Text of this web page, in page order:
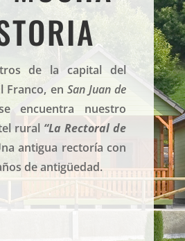
de la capital del
Franco, en San Juan de
encuentra nuestro
rural “La Rectoral de
antigua rectoría con
de antigüedad.